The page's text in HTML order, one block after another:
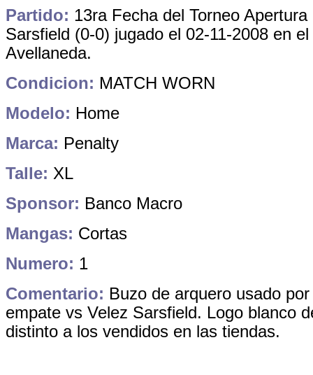
Partido: 13ra Fecha del Torneo
Sarsfield (0-0) jugado el 02-11-2008 en
Avellaneda.
Condicion: MATCH WORN
Modelo: Home
Marca: Penalty
Talle: XL
Sponsor: Banco Macro
Mangas: Cortas
Numero: 1
Comentario: Buzo de arquero usado
empate vs Velez Sarsfield. Logo blanco
distinto a los vendidos en las tiendas.